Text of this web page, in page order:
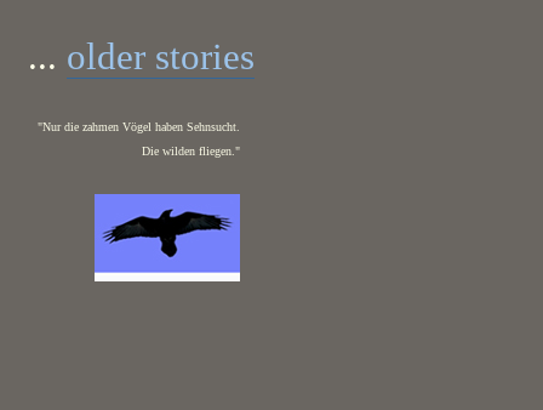
... older stories
"Nur die zahmen Vögel haben Sehnsucht.
Die wilden fliegen."